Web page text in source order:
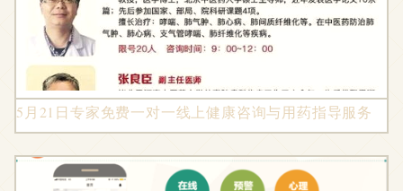
5月21日专家免费一对一线上健康咨询与用药指导服务